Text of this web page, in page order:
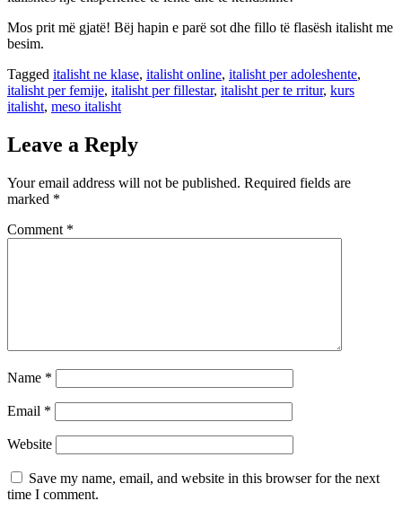
Mos prit më gjatë! Bëj hapin e parë sot dhe fillo të flasësh italisht me
besim.
Tagged italisht ne klase, italisht online, italisht per adoleshente,
italisht per femije, italisht per fillestar, italisht per te rritur, kurs
italisht, meso italisht
Leave a Reply
Your email address will not be published. Required fields are
marked *
Comment *
Name *
Email *
Website
Save my name, email, and website in this browser for the next
time I comment.